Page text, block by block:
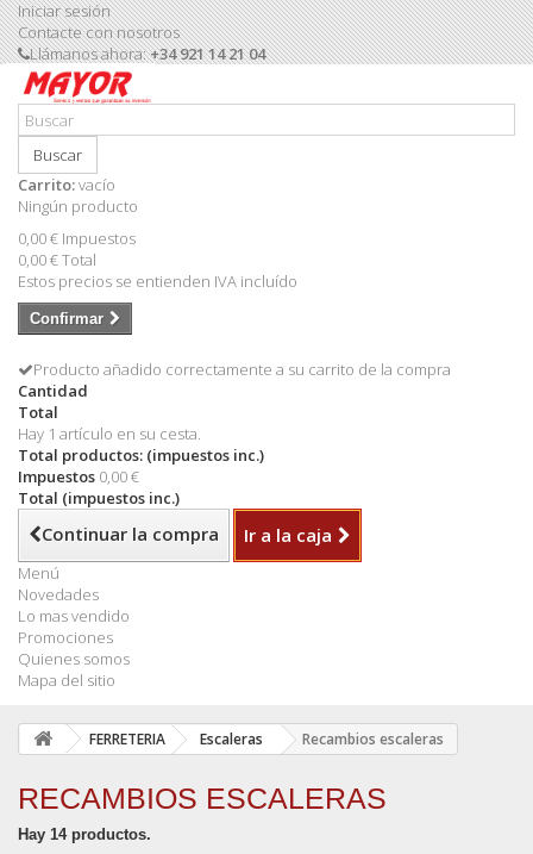
Iniciar sesión
Contacte con nosotros
Llámanos ahora:+34 921 14 21 04
Buscar
Carrito:vacío
Ningún producto
0,00 € Impuestos
0,00 €Total
Estos precios se entienden IVA incluído
Confirmar
Producto añadido correctamente a su carrito de la compra
Cantidad
Total
Hay 1 artículo en su cesta.
Total productos: (impuestos inc.)
Impuestos 0,00 €
Total (impuestos inc.)
Continuar la compra Ir a la caja
Menú
Novedades
Lo mas vendido
Promociones
Quienes somos
Mapa del sitio
FERRETERIA Escaleras Recambios escaleras
RECAMBIOS ESCALERAS
Hay 14 productos.